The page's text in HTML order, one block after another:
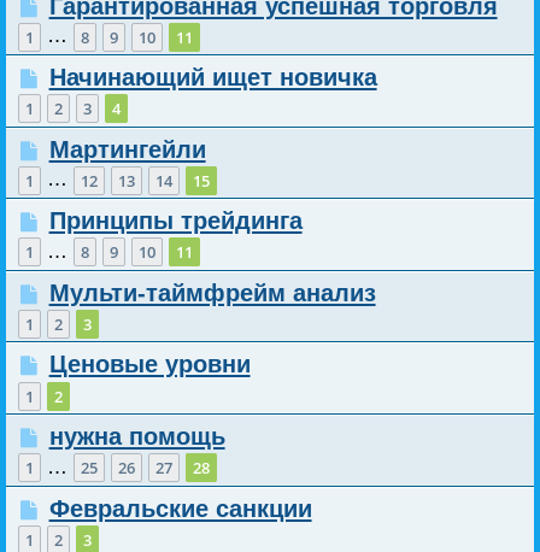
Гарантированная успешная торговля
1 … 8 9 10 11
Начинающий ищет новичка
1 2 3 4
Мартингейли
1 … 12 13 14 15
Принципы трейдинга
1 … 8 9 10 11
Мульти-таймфрейм анализ
1 2 3
Ценовые уровни
1 2
нужна помощь
1 … 25 26 27 28
Февральские санкции
1 2 3